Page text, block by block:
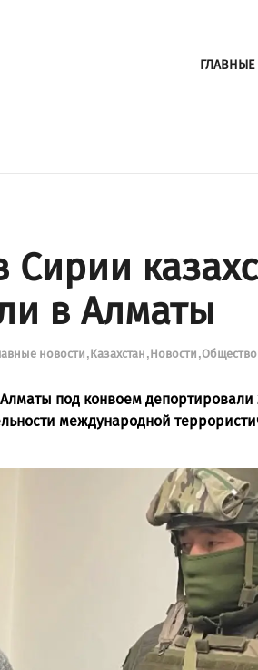
в Алматы
новости Казахстан Новости
под конвоем депортировали
международной